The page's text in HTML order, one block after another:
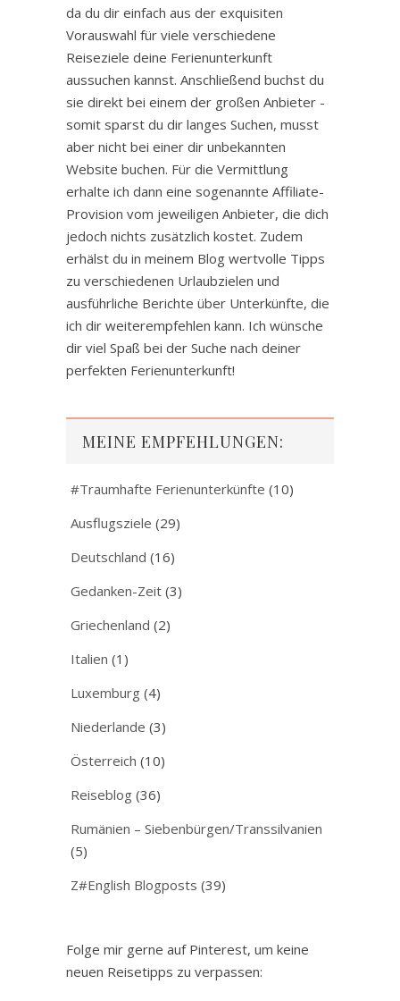
da du dir einfach aus der exquisiten
Vorauswahl für viele verschiedene
Reiseziele deine Ferienunterkunft
aussuchen kannst. Anschließend buchst du
sie direkt bei einem der großen Anbieter -
somit sparst du dir langes Suchen, musst
aber nicht bei einer dir unbekannten
Website buchen. Für die Vermittlung
erhalte ich dann eine sogenannte Affiliate-
Provision vom jeweiligen Anbieter, die dich
jedoch nichts zusätzlich kostet. Zudem
erhälst du in meinem Blog wertvolle Tipps
zu verschiedenen Urlaubzielen und
ausführliche Berichte über Unterkünfte, die
ich dir weiterempfehlen kann. Ich wünsche
dir viel Spaß bei der Suche nach deiner
perfekten Ferienunterkunft!
MEINE EMPFEHLUNGEN:
#Traumhafte Ferienunterkünfte (10)
Ausflugsziele (29)
Deutschland (16)
Gedanken-Zeit (3)
Griechenland (2)
Italien (1)
Luxemburg (4)
Niederlande (3)
Österreich (10)
Reiseblog (36)
Rumänien – Siebenbürgen/Transsilvanien
(5)
Z#English Blogposts (39)
Folge mir gerne auf Pinterest, um keine
neuen Reisetipps zu verpassen: